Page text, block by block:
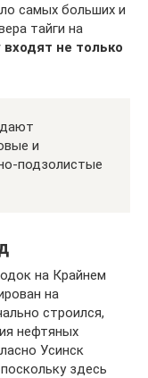
самых больших и
тайги на
не только
и
подзолистые
на Крайнем
на
строился,
нефтяных
Усинск
здесь